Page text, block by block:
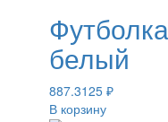
белый
887.3125 ₽
В корзину